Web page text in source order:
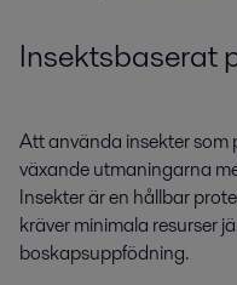
Insektsbaserat
Att använda insekter
växande utmaningarna
Insekter är en hållbar
kräver minimala resurser
boskapsuppfödning.